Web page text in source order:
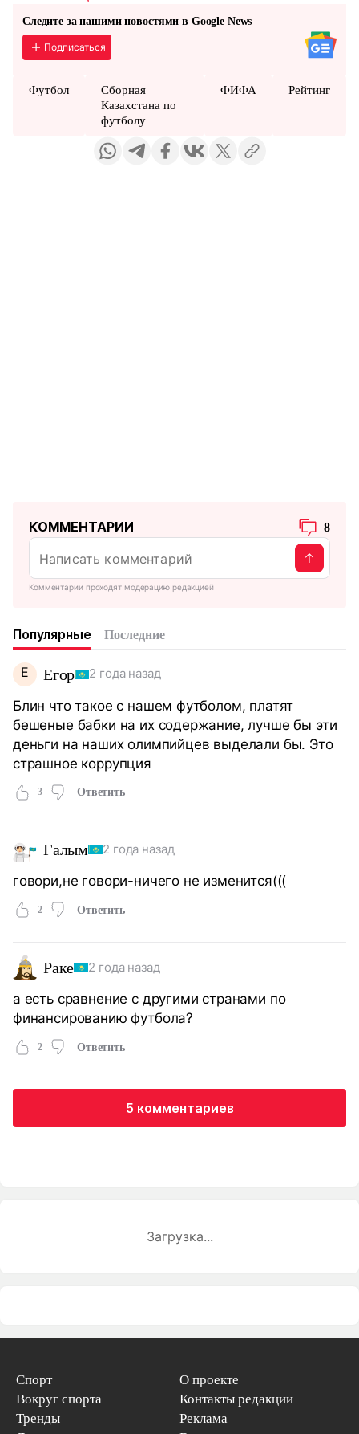
Следите за нашими новостями в Google News
Подписаться
Футбол
Сборная
Казахстана по
футболу
ФИФА Рейтинг
КОММЕНТАРИИ 8
Комментарии проходят модерацию редакцией
Популярные Последние
Е Егор 2 года назад
Блин что такое с нашем футболом, платят
бешеные бабки на их содержание, лучше бы эти
деньги на наших олимпийцев выделали бы. Это
страшное коррупция
3 Ответить
Галым 2 года назад
говори,не говори-ничего не изменится(((
2 Ответить
Раке 2 года назад
а есть сравнение с другими странами по
финансированию футбола?
2 Ответить
5 комментариев
Загрузка...
Спорт
Вокруг спорта
Тренды
О проекте
Контакты редакции
Реклама